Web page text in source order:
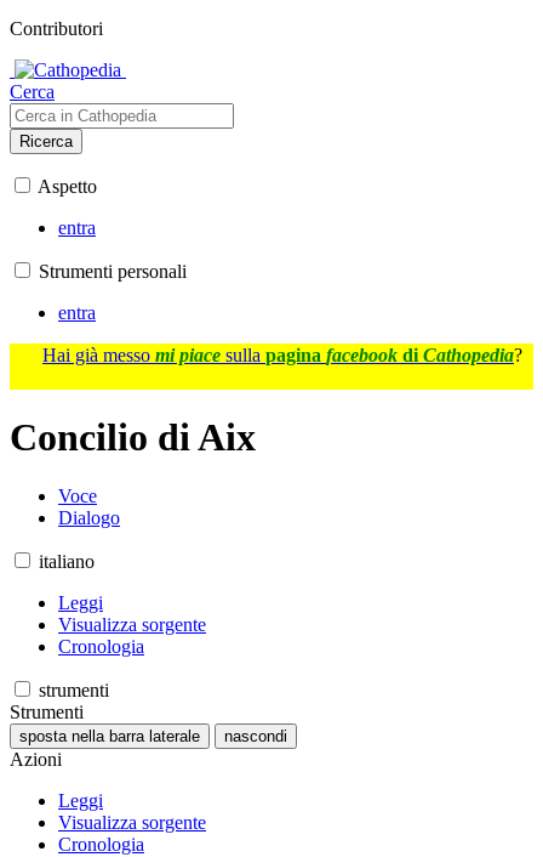
Contributori
Cerca
Ricerca
Aspetto
entra
Strumenti personali
entra
Hai già messo mi piace sulla pagina facebook di Cathopedia?
Concilio di Aix
Voce
Dialogo
italiano
Leggi
Visualizza sorgente
Cronologia
strumenti
Strumenti
sposta nella barra laterale nascondi
Azioni
Leggi
Visualizza sorgente
Cronologia